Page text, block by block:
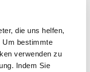
die uns helfen,
Um bestimmte
verwenden zu
Indem Sie
Apotheker,
einnehmen,
eingenommen